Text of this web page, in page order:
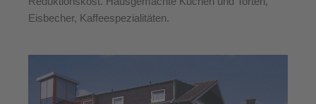
Eisbecher, Kaffeespezialitäten.